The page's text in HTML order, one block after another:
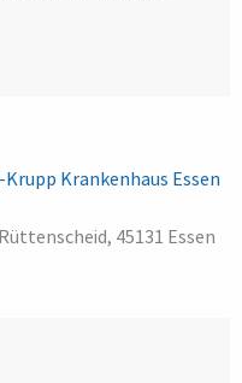
Krankenhaus Essen
45131 Essen